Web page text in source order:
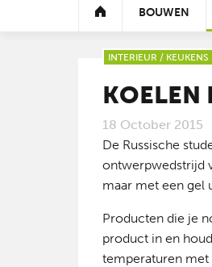
BOUWEN
TOON ALLES
ISOLATIE
VENTILATIE
VERWARMING
SANITAIR
ENERGIE
BEVEILIGING
TOON ALLES
VERLICHTING
BADKAMERS
DECORATIE
MATERIALEN
TECHNOLOGIE
TIPS EN ADVIES
TOON ALLES
AFSLUITINGEN
ZWEMBADEN
VERLICHTING
CONCEPTEN
TUINHUIZEN
TIPS EN ADVIES
TOON ALLES
INTERIEUR / KEUKENS
KOELEN
18 October 2015
De Russische
ontwerpwedstrijd
maar met een gel
Producten die je
product in en
temperaturen met